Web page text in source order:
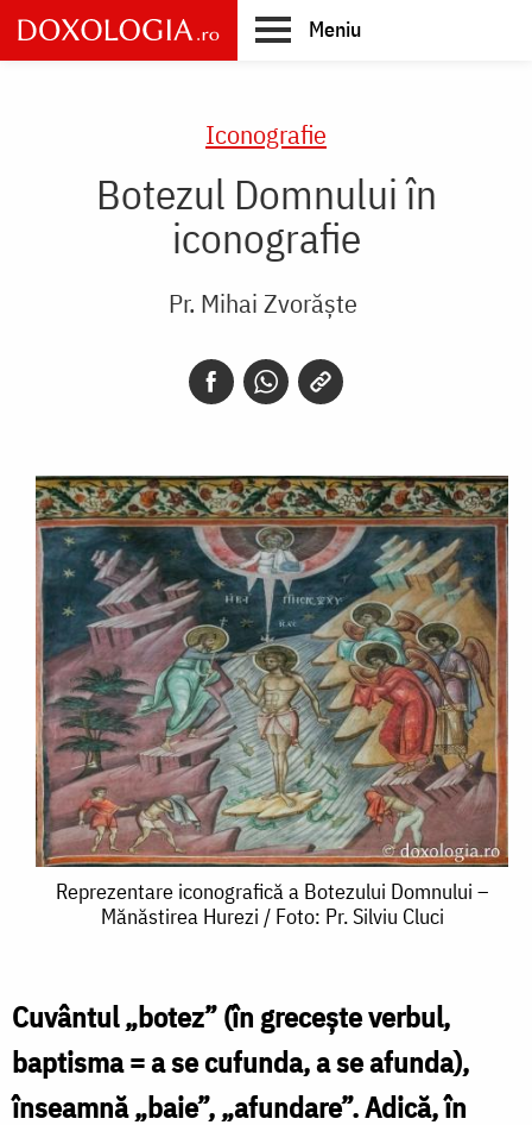
Skip
to
main
Meniu
Iconografie
Botezul Domnului în
iconografie
Pr. Mihai Zvorăște
Reprezentare
iconografică
Botezului
Domnului
–
Reprezentare iconografică a Botezului Domnului –
Mănăstirea Hurezi / Foto: Pr. Silviu Cluci
Cuvântul „botez” (în greceşte verbul,
baptisma = a se cufunda, a se afunda),
înseamnă „baie”, „afundare”. Adică, în